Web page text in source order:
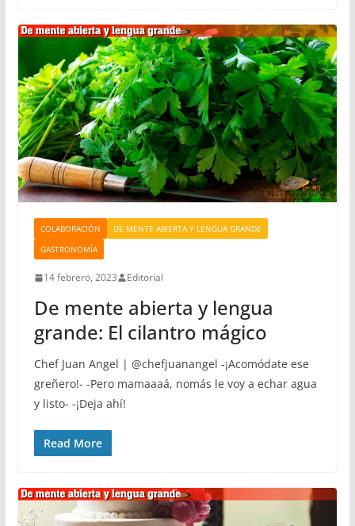
COLABORACIÓN
DE MENTE ABIERTA Y LENGUA GRANDE
GASTRONOMÍA
14 febrero, 2023 Editorial
De mente abierta y lengua
grande: El cilantro mágico
Chef Juan Angel | @chefjuanangel -¡Acomódate ese
greñero!- -Pero mamaaaá, nomás le voy a echar agua
y listo- -¡Deja ahí!
Read More